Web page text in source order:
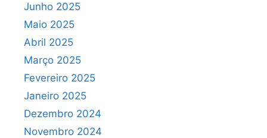
Junho 2025
Maio 2025
Abril 2025
Março 2025
Fevereiro 2025
Janeiro 2025
Dezembro 2024
Novembro 2024